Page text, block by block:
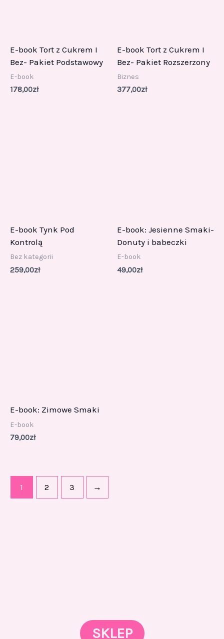
E-book Tort z Cukrem I
Bez- Pakiet Podstawowy
E-book
178,00zł
E-book Tort z Cukrem I
Bez- Pakiet Rozszerzony
Biznes
377,00zł
E-book Tynk Pod
Kontrolą
Bez kategorii
259,00zł
E-book: Jesienne Smaki-
Donuty i babeczki
E-book
49,00zł
E-book: Zimowe Smaki
E-book
79,00zł
1 2 3 →
SKLEP